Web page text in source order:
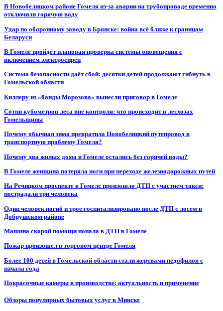
В Новобелицком районе Гомеля из-за аварии на трубопроводе временно
отключили горячую воду
Удар по оборонному заводу в Брянске: война всё ближе к границам
Беларуси
В Гомеле пройдет плановая проверка системы оповещения с
включением электросирен
Система безопасности даёт сбой: десятки детей продолжают гибнуть в
Гомельской области
Киллеру из «банды Морозова» вынесли приговор в Гомеле
Сотни кубометров леса вне контроля: что происходит в лесхозах
Гомельщины
Почему обычная зима превратила Новобелицкий путепровод в
транспортную проблему Гомеля?
Почему два жилых дома в Гомеле остались без горячей воды?
В Гомеле женщина потеряла ноги при переходе железнодорожных путей
На Речицком проспекте в Гомеле произошло ДТП с участием такси:
пострадали три человека
Один человек погиб и трое госпитализировано после ДТП с лосем в
Добрушском районе
Машина скорой помощи попала в ДТП в Гомеле
Пожар произошел в торговом центре Гомеля
Более 100 детей в Гомельской области стали жертвами педофилов с
начала года
Покрасочные камеры в производстве: актуальность и применение
Обзоры популярных бытовых услуг в Минске